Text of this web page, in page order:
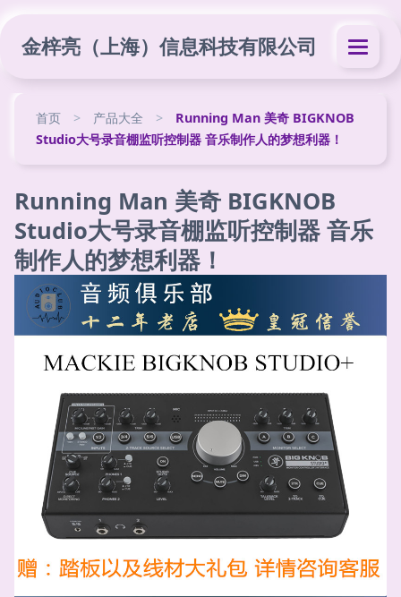
金梓亮（上海）信息科技有限公司
首页 > 产品大全 >
Running Man 美奇 BIGKNOB
Studio大号录音棚监听控制器 音乐制作人的梦想利器！
Running Man 美奇 BIGKNOB
Studio大号录音棚监听控制器 音乐
制作人的梦想利器！